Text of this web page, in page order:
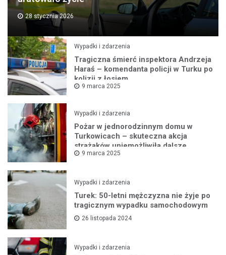
28 stycznia 2026
Wypadki i zdarzenia
Tragiczna śmierć inspektora Andrzeja
Haraś – komendanta policji w Turku po
kolizji z łosiem
9 marca 2025
Wypadki i zdarzenia
Pożar w jednorodzinnym domu w
Turkowicach – skuteczna akcja
strażaków uniemożliwiła dalsze
rozprzestrzenianie się ognia
9 marca 2025
Wypadki i zdarzenia
Turek: 50-letni mężczyzna nie żyje po
tragicznym wypadku samochodowym
26 listopada 2024
Wypadki i zdarzenia